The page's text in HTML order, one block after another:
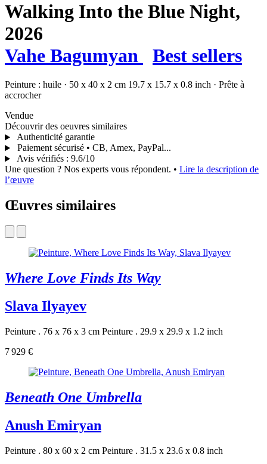
Walking Into the Blue Night,
2026
Vahe Bagumyan
Best sellers
Peinture : huile · 50 x 40 x 2 cm 19.7 x 15.7 x 0.8 inch · Prête à
accrocher
Vendue
Découvrir des oeuvres similaires
Authenticité garantie
Paiement sécurisé • CB, Amex, PayPal...
Avis vérifiés : 9.6/10
Une question ? Nos experts vous répondent. • Lire la description de
l’œuvre
Œuvres similaires
Where Love Finds Its Way
Slava Ilyayev
Peinture . 76 x 76 x 3 cm Peinture . 29.9 x 29.9 x 1.2 inch
7 929 €
Beneath One Umbrella
Anush Emiryan
Peinture . 80 x 60 x 2 cm Peinture . 31.5 x 23.6 x 0.8 inch